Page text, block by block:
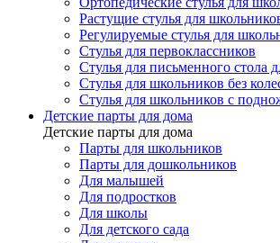
Растущие стулья для
Регулируемые стулья для
Стулья для первоклассников
Стулья для письменного стола
Стулья для школьников без
Стулья для школьников с
Детские парты для дома
Детские парты для дома
Парты для школьников
Парты для дошкольников
Для малышей
Для подростков
Для школы
Для детского сада